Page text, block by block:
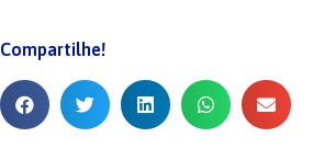
Compartilhe!